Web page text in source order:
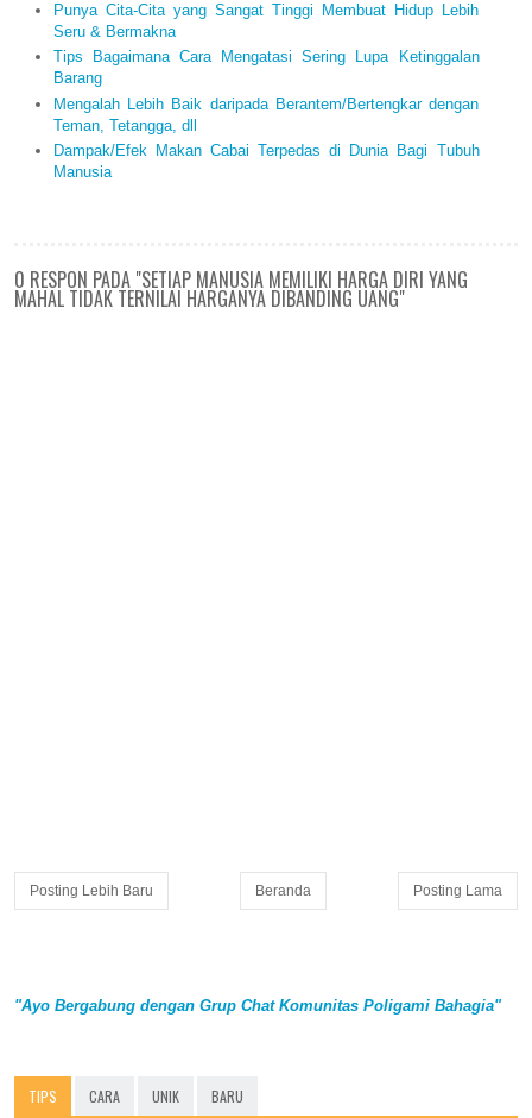
Punya Cita-Cita yang Sangat Tinggi Membuat Hidup Lebih
Seru & Bermakna
Tips Bagaimana Cara Mengatasi Sering Lupa Ketinggalan
Barang
Mengalah Lebih Baik daripada Berantem/Bertengkar dengan
Teman, Tetangga, dll
Dampak/Efek Makan Cabai Terpedas di Dunia Bagi Tubuh
Manusia
0 RESPON PADA "SETIAP MANUSIA MEMILIKI HARGA DIRI YANG
MAHAL TIDAK TERNILAI HARGANYA DIBANDING UANG"
Posting Lebih Baru Posting Lama
Beranda
"Ayo Bergabung dengan Grup Chat Komunitas Poligami Bahagia"
TIPS CARA UNIK BARU